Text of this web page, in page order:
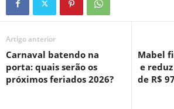
Artigo anterior
Carnaval batendo na
porta: quais serão os
próximos feriados 2026?
Mabel
e
de R$